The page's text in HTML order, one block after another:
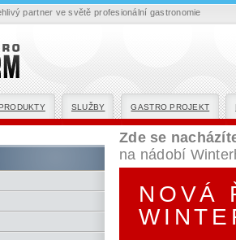
SLUŽBY GASTRO PROJEKT
Zde se
na nádobí
NOVÁ
partner ve světě profesionální gastronomie